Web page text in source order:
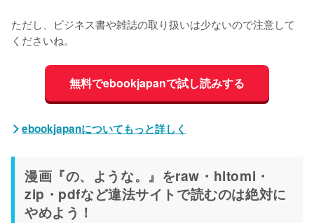
ただし、ビジネス書や雑誌の取り扱いは少ないので注意して
くださいね。
無料でebookjapanで試し読みする
ebookjapanについてもっと詳しく
漫画『の、ような。』をraw・hitomi・
zip・pdfなど違法サイトで読むのは絶対に
やめよう！